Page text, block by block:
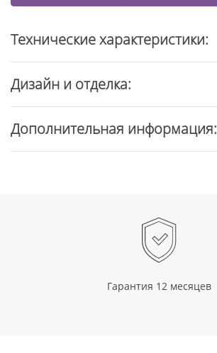
Технические характеристики:
Дизайн и отделка:
Дополнительная информация:
Гарантия 12 месяцев